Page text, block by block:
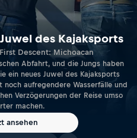
des Kajaksports
First Descent: Michoacan
Abfahrt, und die Jungs haben
ein neues Juwel des Kajaksports
aufregendere Wasserfälle und
Verzögerungen der Reise umso
machen.
ansehen